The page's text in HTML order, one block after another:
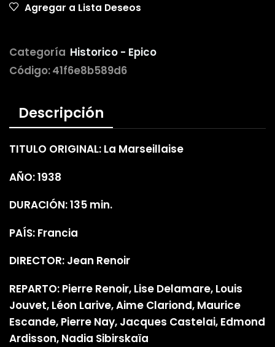
Agregar a Lista Deseos
Categoría Historico - Epico
Código:41f6e8b589d6
Descripción
TITULO ORIGINAL: La Marseillaise
AÑO: 1938
DURACIÓN: 135 min.
PAÍS: Francia
DIRECTOR: Jean Renoir
REPARTO: Pierre Renoir, Lise Delamare, Louis
Jouvet, Léon Larive, Aime Clariond, Maurice
Escande, Pierre Nay, Jacques Castelai, Edmond
Ardisson, Nadia Sibirskaïa